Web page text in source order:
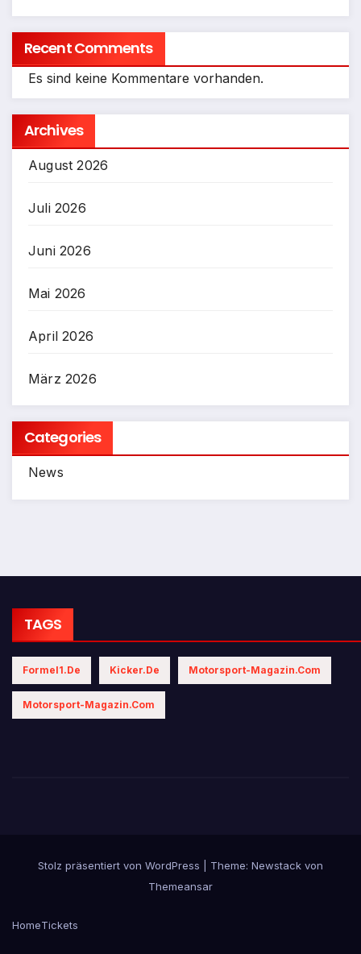
Recent Comments
Es sind keine Kommentare vorhanden.
Archives
August 2026
Juli 2026
Juni 2026
Mai 2026
April 2026
März 2026
Categories
News
TAGS
Formel1.de Kicker.de Motorsport-Magazin.com
Motorsport-Magazin.com
Stolz präsentiert von WordPress Theme: Newstack von
Themeansar
HomeTickets